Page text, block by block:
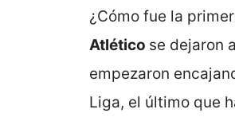
¿Cómo fue la
Atlético se dejaron
empezaron
Liga, el último que